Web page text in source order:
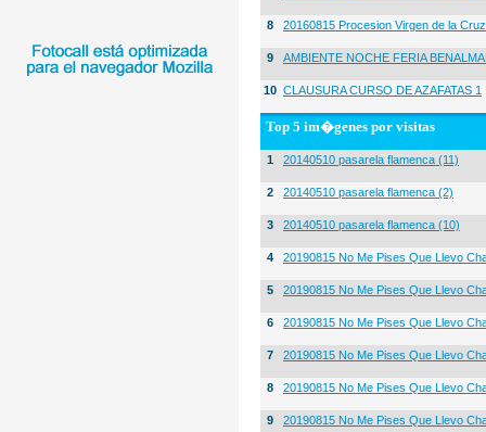
8 20160815 Procesion Virgen de la
9 AMBIENTE NOCHE FERIA
10 CLAUSURA CURSO DE AZAFATAS 1
Top 5 im�genes por visitas
1 20140510 pasarela flamenca (11)
2 20140510 pasarela flamenca (2)
3 20140510 pasarela flamenca (10)
4 20190815 No Me Pises Que Llevo
5 20190815 No Me Pises Que Llevo
6 20190815 No Me Pises Que Llevo
7 20190815 No Me Pises Que Llevo
8 20190815 No Me Pises Que Llevo
9 20190815 No Me Pises Que Llevo